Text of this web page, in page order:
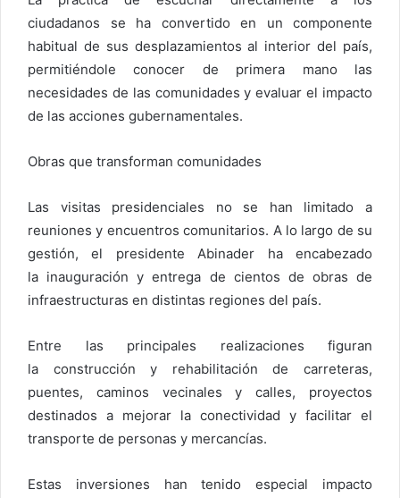
ciudadanos se ha convertido en un componente
habitual de sus desplazamientos al interior del país,
permitiéndole conocer de primera mano las
necesidades de las comunidades y evaluar el impacto
de las acciones gubernamentales.
Obras que transforman comunidades
Las visitas presidenciales no se han limitado a
reuniones y encuentros comunitarios. A lo largo de su
gestión, el presidente Abinader ha encabezado
la inauguración y entrega de cientos de obras de
infraestructuras en distintas regiones del país.
Entre las principales realizaciones figuran
la construcción y rehabilitación de carreteras,
puentes, caminos vecinales y calles, proyectos
destinados a mejorar la conectividad y facilitar el
transporte de personas y mercancías.
Estas inversiones han tenido especial impacto